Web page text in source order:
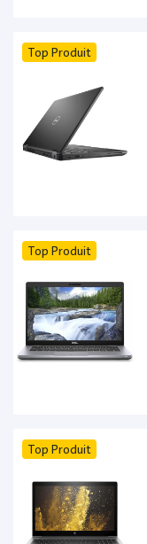
Top Produit
Top Produit
Top Produit